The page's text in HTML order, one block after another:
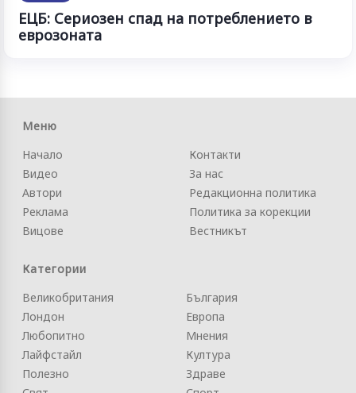
ЕЦБ: Сериозен спад на потреблението в
еврозоната
Меню
Начало
Видео
Автори
Реклама
Вицове
Контакти
За нас
Редакционна политика
Политика за корекции
Вестникът
Категории
Великобритания
Лондон
Любопитно
Лайфстайл
Полезно
България
Европа
Мнения
Култура
Здраве